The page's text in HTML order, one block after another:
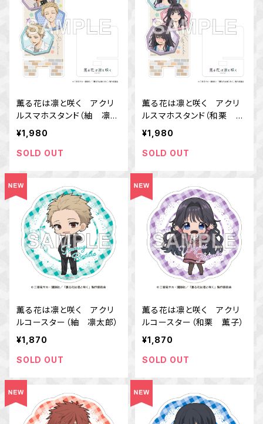
薫る花は凛と咲く アクリ
ルスマホスタンド（紬 凛太
郎）
¥1,980
SOLD OUT
薫る花は凛と咲く アクリ
ルスマホスタンド（和栗 薫
子）
¥1,980
SOLD OUT
薫る花は凛と咲く アクリ
ルコースター（紬 凛太郎）
¥1,870
SOLD OUT
薫る花は凛と咲く アクリ
ルコースター（和栗 薫子）
¥1,870
SOLD OUT